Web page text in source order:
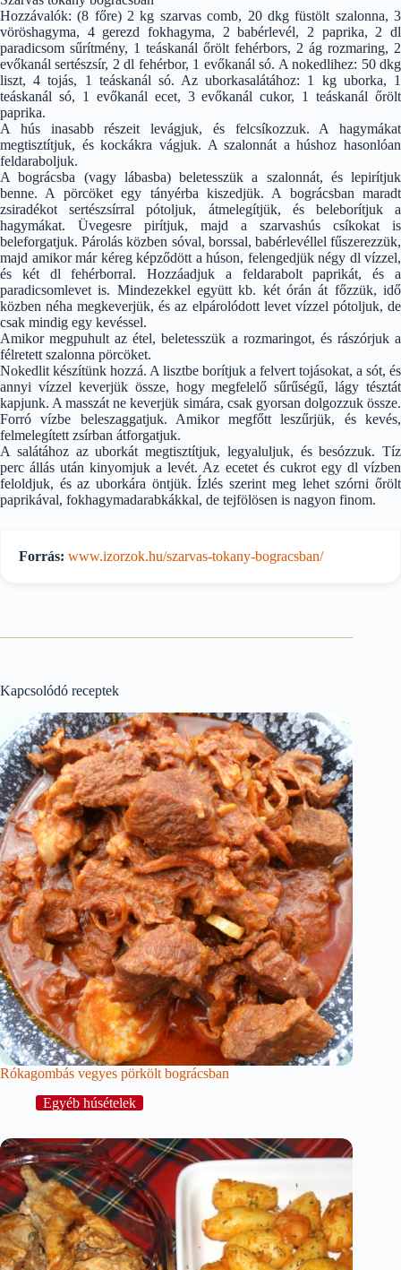
Hozzávalók: (8 főre) 2 kg szarvas comb, 20 dkg füstölt szalonna, 3
vöröshagyma, 4 gerezd fokhagyma, 2 babérlevél, 2 paprika, 2 dl
paradicsom sűrítmény, 1 teáskanál őrölt fehérbors, 2 ág rozmaring, 2
evőkanál sertészsír, 2 dl fehérbor, 1 evőkanál só. A nokedlihez: 50 dkg
liszt, 4 tojás, 1 teáskanál só. Az uborkasalátához: 1 kg uborka, 1
teáskanál só, 1 evőkanál ecet, 3 evőkanál cukor, 1 teáskanál őrölt
paprika.
A hús inasabb részeit levágjuk, és felcsíkozzuk. A hagymákat
megtisztítjuk, és kockákra vágjuk. A szalonnát a húshoz hasonlóan
feldaraboljuk.
A bográcsba (vagy lábasba) beletesszük a szalonnát, és lepirítjuk
benne. A pörcöket egy tányérba kiszedjük. A bográcsban maradt
zsiradékot sertészsírral pótoljuk, átmelegítjük, és beleborítjuk a
hagymákat. Üvegesre pirítjuk, majd a szarvashús csíkokat is
beleforgatjuk. Párolás közben sóval, borssal, babérlevéllel fűszerezzük,
majd amikor már kéreg képződött a húson, felengedjük négy dl vízzel,
és két dl fehérborral. Hozzáadjuk a feldarabolt paprikát, és a
paradicsomlevet is. Mindezekkel együtt kb. két órán át főzzük, idő
közben néha megkeverjük, és az elpárolódott levet vízzel pótoljuk, de
csak mindig egy kevéssel.
Amikor megpuhult az étel, beletesszük a rozmaringot, és rászórjuk a
félretett szalonna pörcöket.
Nokedlit készítünk hozzá. A lisztbe borítjuk a felvert tojásokat, a sót, és
annyi vízzel keverjük össze, hogy megfelelő sűrűségű, lágy tésztát
kapjunk. A masszát ne keverjük simára, csak gyorsan dolgozzuk össze.
Forró vízbe beleszaggatjuk. Amikor megfőtt leszűrjük, és kevés,
felmelegített zsírban átforgatjuk.
A salátához az uborkát megtisztítjuk, legyaluljuk, és besózzuk. Tíz
perc állás után kinyomjuk a levét. Az ecetet és cukrot egy dl vízben
feloldjuk, és az uborkára öntjük. Ízlés szerint meg lehet szórni őrölt
paprikával, fokhagymadarabkákkal, de tejfölösen is nagyon finom.
Forrás: www.izorzok.hu/szarvas-tokany-bogracsban/
Kapcsolódó receptek
Rókagombás vegyes pörkölt bográcsban
Egyéb húsételek